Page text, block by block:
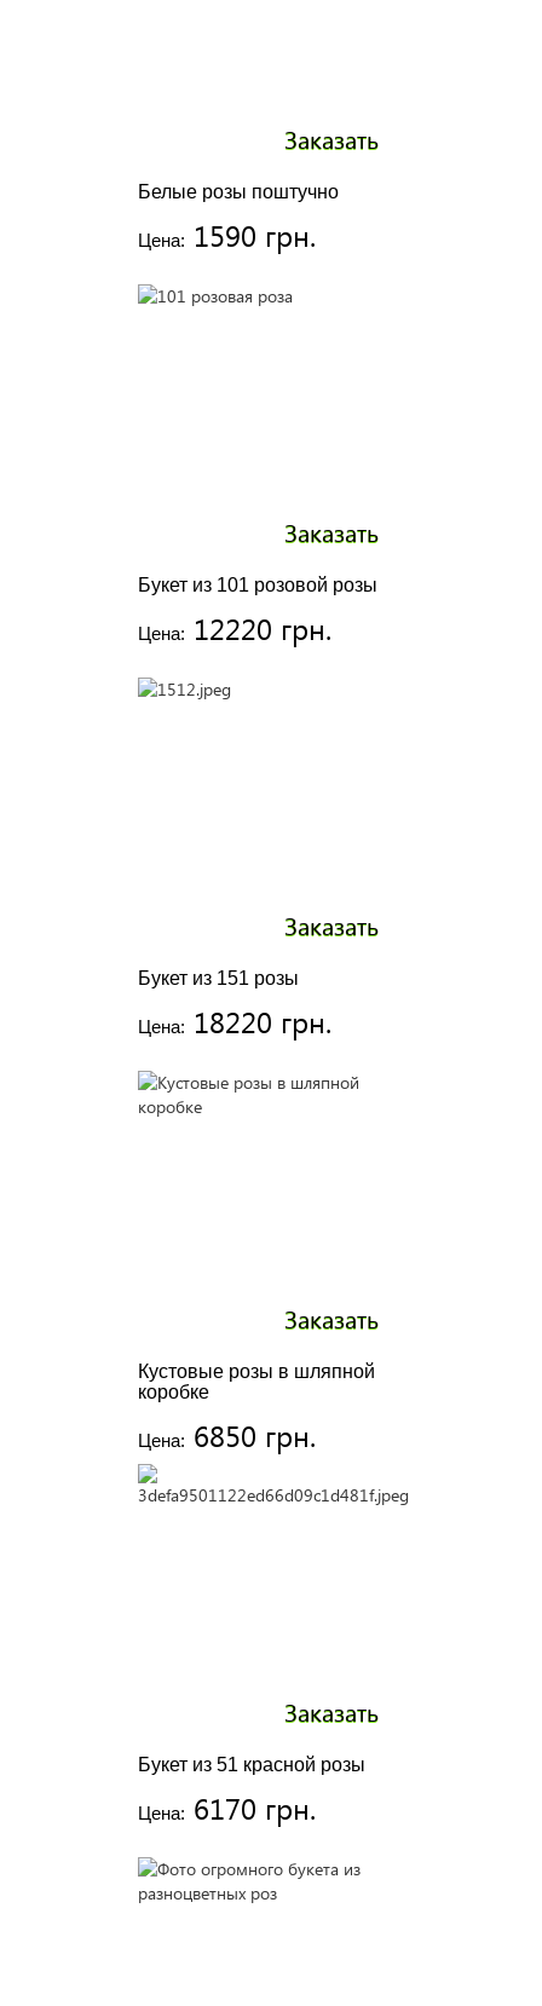
Белые розы поштучно
Цена: 1590 грн.
Заказать
Букет из 101 розовой розы
Цена: 12220 грн.
Заказать
Букет из 151 розы
Цена: 18220 грн.
Заказать
Кустовые розы в шляпной
коробке
Цена: 6850 грн.
Заказать
Букет из 51 красной розы
Цена: 6170 грн.
Заказать